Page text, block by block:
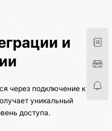
и
через подключение к
уникальный
доступа.